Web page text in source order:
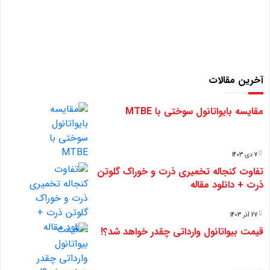
آخرین مقالات
مقایسه بایواتانول سوختی با MTBE
7 دی 1403
تفاوت کنجاله تخمیری ذرت و خوراک گلوتن
ذرت + دانلود مقاله
27 آذر 1403
قیمت بیواتانول وارداتی چقدر خواهد شد؟!